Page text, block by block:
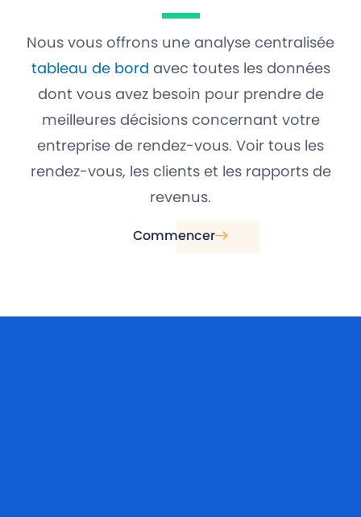
Nous vous offrons une analyse centralisée
tableau de bord avec toutes les données
dont vous avez besoin pour prendre de
meilleures décisions concernant votre
entreprise de rendez-vous. Voir tous les
rendez-vous, les clients et les rapports de
revenus.
Commencer